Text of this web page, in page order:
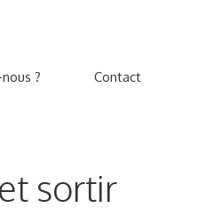
? Contact
sortir